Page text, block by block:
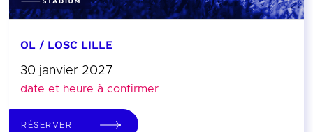
OL / LOSC LILLE
30 janvier 2027
date et heure à confirmer
RÉSERVER